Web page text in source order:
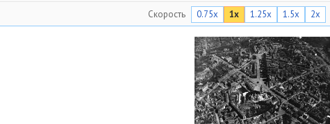
26:29
51:20
1:18:23
31:50
Скорость 0.75x 1x 1.25x 1.5x 2x